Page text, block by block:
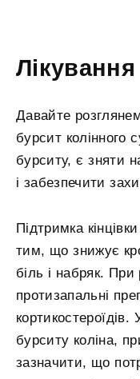
Лікування
Давайте
бурсит колінного
бурситу, є зняти
і забезпечити
Підтримка
тим, що знижує
біль і набряк.
протизапальні
кортикостероїдів.
бурситу коліна,
зазначити, що